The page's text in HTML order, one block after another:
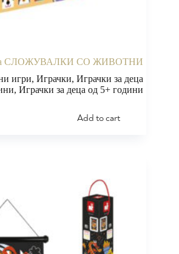
СЛОЖУВАЛКИ СО ЖИВОТНИ
игри,Играчки,Играчки за деца
,Играчки за деца од 5+ години
Add to cart